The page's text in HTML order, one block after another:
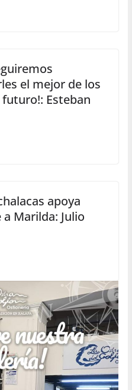
el mejor de los
Esteban
apoya
Marilda: Julio